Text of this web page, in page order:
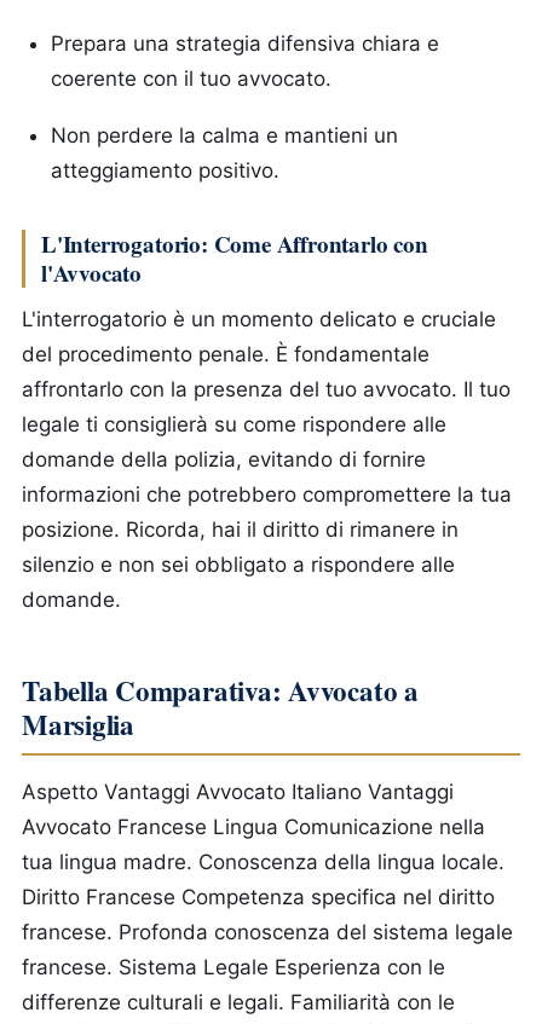
Prepara una strategia difensiva chiara e
coerente con il tuo avvocato.
Non perdere la calma e mantieni un
atteggiamento positivo.
L'Interrogatorio: Come Affrontarlo con
l'Avvocato
L'interrogatorio è un momento delicato e cruciale
del procedimento penale. È fondamentale
affrontarlo con la presenza del tuo avvocato. Il tuo
legale ti consiglierà su come rispondere alle
domande della polizia, evitando di fornire
informazioni che potrebbero compromettere la tua
posizione. Ricorda, hai il diritto di rimanere in
silenzio e non sei obbligato a rispondere alle
domande.
Tabella Comparativa: Avvocato a
Marsiglia
Aspetto Vantaggi Avvocato Italiano Vantaggi
Avvocato Francese Lingua Comunicazione nella
tua lingua madre. Conoscenza della lingua locale.
Diritto Francese Competenza specifica nel diritto
francese. Profonda conoscenza del sistema legale
francese. Sistema Legale Esperienza con le
differenze culturali e legali. Familiarità con le